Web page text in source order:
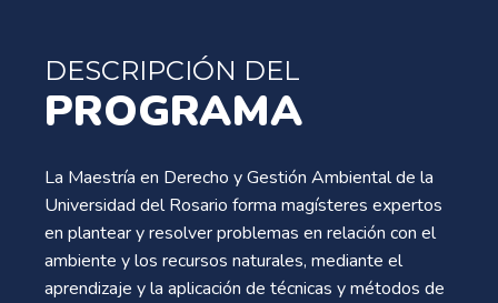
DESCRIPCIÓN DEL
PROGRAMA
La Maestría en Derecho y Gestión Ambiental de la
Universidad del Rosario forma magísteres expertos
en plantear y resolver problemas en relación con el
ambiente y los recursos naturales, mediante el
aprendizaje y la aplicación de técnicas y métodos de